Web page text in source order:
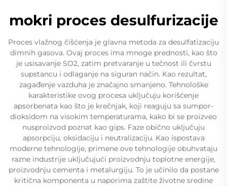
mokri proces desulfurizacije
Proces vlažnog čišćenja je glavna metoda za desulfatizaciju
dimnih gasova. Ovaj proces ima mnoge prednosti, kao što
je usisavanje SO2, zatim pretvaranje u tečnost ili čvrstu
supstancu i odlaganje na siguran način. Kao rezultat,
zagađenje vazduha je značajno smanjeno. Tehnološke
karakteristike ovog procesa uključuju korišćenje
apsorbenata kao što je krečnjak, koji reaguju sa sumpor-
dioksidom na visokim temperaturama, kako bi se proizveo
nusproizvod poznat kao gips. Faze obično uključuju
apsorpciju, oksidaciju i neutralizaciju. Kao ispostava
moderne tehnologije, primene ove tehnologije obuhvataju
razne industrije uključujući proizvodnju toplotne energije,
proizvodnju cementa i metalurgiju. To je učinilo da postane
kritična komponenta u naporima zaštite životne sredine